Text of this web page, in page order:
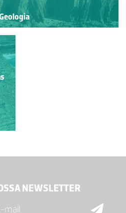
NEWSLETTER